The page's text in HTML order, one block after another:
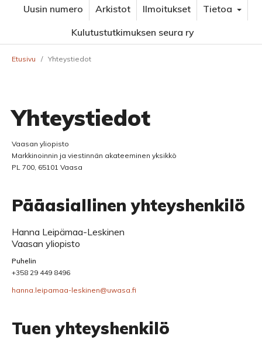
Uusin numero Arkistot Ilmoitukset
Tietoa
Kulutustutkimuksen seura ry
Etusivu / Yhteystiedot
Yhteystiedot
Vaasan yliopisto
Markkinoinnin ja viestinnän akateeminen yksikkö
PL 700, 65101 Vaasa
Pääasiallinen yhteyshenkilö
Hanna Leipämaa-Leskinen
Vaasan yliopisto
Puhelin
+358 29 449 8496
hanna.leipamaa-leskinen@uwasa.fi
Tuen yhteyshenkilö